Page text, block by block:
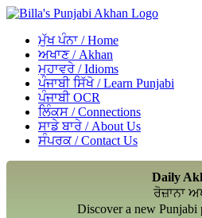
ਮੁੱਖ ਪੰਨਾ / Home
ਅਖਾਣ / Akhan
ਮੁਹਾਵਰੇ / Idioms
ਪੰਜਾਬੀ ਸਿੱਖੋ / Learn Punjabi
ਪੰਜਾਬੀ OCR
ਲਿੰਕਸ / Connections
ਸਾਡੇ ਬਾਰੇ / About Us
ਸੰਪਰਕ / Contact Us
Daily
ਰੋਜ਼ਾਨਾ
Discover a new Punjabi